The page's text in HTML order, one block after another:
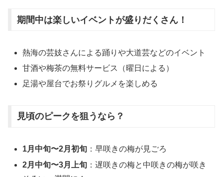
期間中は楽しいイベントが盛りだくさん！
熱海の芸妓さんによる踊りや大道芸などのイベント
甘酒や梅茶の無料サービス（曜日による）
足湯や屋台でお祭りグルメを楽しめる
見頃のピークを狙うなら？
1月中旬〜2月初旬 ：早咲きの梅が見ごろ
2月中旬〜3月上旬 ：遅咲きの梅と中咲きの梅が咲き